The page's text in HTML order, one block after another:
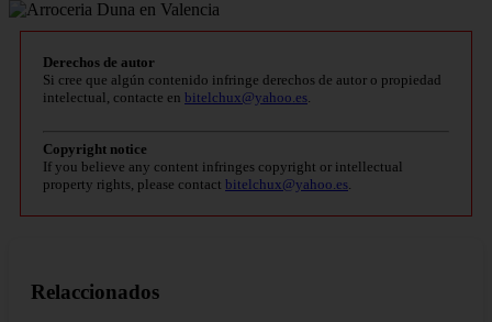
Derechos de autor
Si cree que algún contenido infringe derechos de autor o propiedad
intelectual, contacte en bitelchux@yahoo.es
Copyright notice
If you believe any content infringes copyright or intellectual
property rights, please contact bitelchux@yahoo.es
Relaccionados